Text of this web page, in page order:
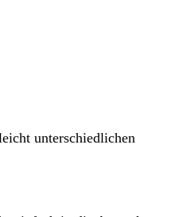
unterschiedlichen